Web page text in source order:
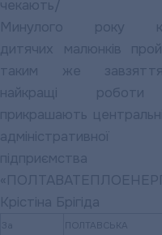
чекають/
Минулого року
дитячих малюнків
таким же
найкращі роботи
прикрашають
адміністративної
підприємства
Крістіна Брігіда
За
ПОЛТАВСЬКА